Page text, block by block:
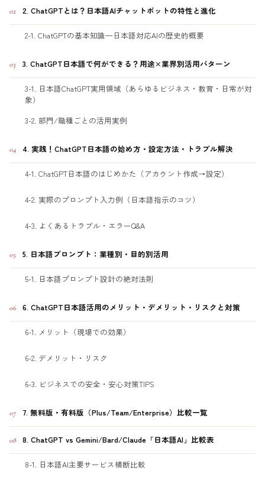
02 2. ChatGPTとは？日本語AIチャットボットの特性と進化
2-1. ChatGPTの基本知識—日本語対応AIの歴史的概要
03 3. ChatGPT日本語で何ができる？用途×業界別活用パターン
3-1. 日本語ChatGPT実用領域（あらゆるビジネス・教育・日常が対
象）
3-2. 部門/職種ごとの活用実例
04 4. 実践！ChatGPT日本語の始め方・設定方法・トラブル解決
4-1. ChatGPT日本語のはじめかた（アカウント作成→設定）
4-2. 実際のプロンプト入力例（日本語指示のコツ）
4-3. よくあるトラブル・エラーQ&A
05 5. 日本語プロンプト：業種別・目的別活用
5-1. 日本語プロンプト設計の絶対法則
06 6. ChatGPT日本語活用のメリット・デメリット・リスクと対策
6-1. メリット（現場での効果）
6-2. デメリット・リスク
6-3. ビジネスでの安全・安心対策TIPS
07 7. 無料版・有料版（Plus/Team/Enterprise）比較一覧
08 8. ChatGPT vs Gemini/Bard/Claude「日本語AI」比較表
8-1. 日本語AI主要サービス横断比較